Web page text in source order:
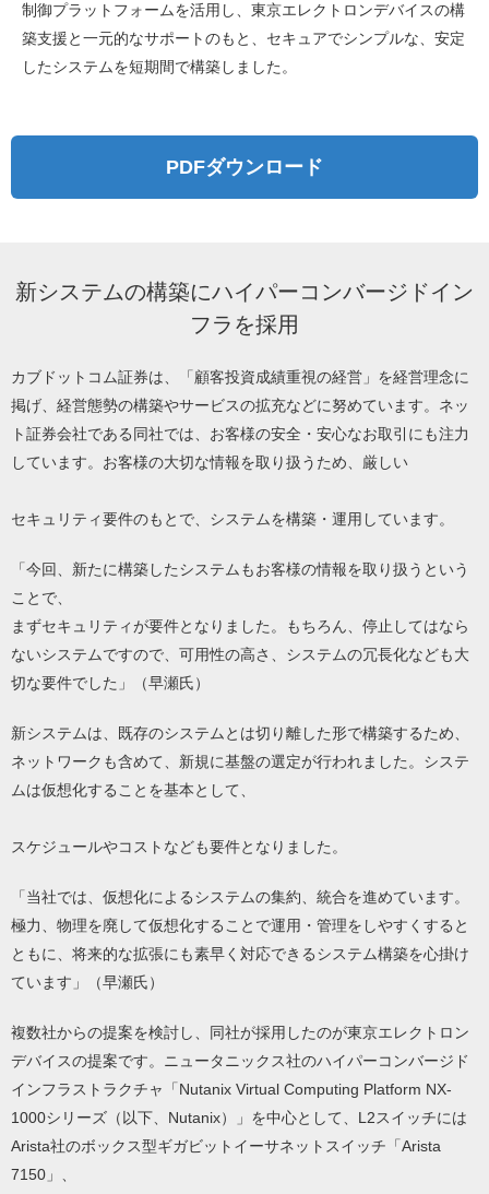
制御プラットフォームを活用し、東京エレクトロンデバイスの構
築支援と一元的なサポートのもと、セキュアでシンプルな、安定
したシステムを短期間で構築しました。
PDFダウンロード
新システムの構築にハイパーコンバージドイン
フラを採用
カブドットコム証券は、「顧客投資成績重視の経営」を経営理念に
掲げ、経営態勢の構築やサービスの拡充などに努めています。ネッ
ト証券会社である同社では、お客様の安全・安心なお取引にも注力
しています。お客様の大切な情報を取り扱うため、厳しい
セキュリティ要件のもとで、システムを構築・運用しています。
「今回、新たに構築したシステムもお客様の情報を取り扱うという
ことで、
まずセキュリティが要件となりました。もちろん、停止してはなら
ないシステムですので、可用性の高さ、システムの冗長化なども大
切な要件でした」（早瀬氏）
新システムは、既存のシステムとは切り離した形で構築するため、
ネットワークも含めて、新規に基盤の選定が行われました。システ
ムは仮想化することを基本として、
スケジュールやコストなども要件となりました。
「当社では、仮想化によるシステムの集約、統合を進めています。
極力、物理を廃して仮想化することで運用・管理をしやすくすると
ともに、将来的な拡張にも素早く対応できるシステム構築を心掛け
ています」（早瀬氏）
複数社からの提案を検討し、同社が採用したのが東京エレクトロン
デバイスの提案です。ニュータニックス社のハイパーコンバージド
インフラストラクチャ「Nutanix Virtual Computing Platform NX-
1000シリーズ（以下、Nutanix）」を中心として、L2スイッチには
Arista社のボックス型ギガビットイーサネットスイッチ「Arista
7150」、